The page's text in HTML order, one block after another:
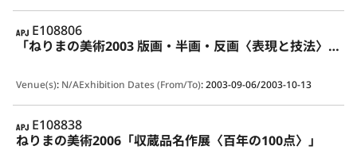
APJ
E108806
「ねりまの美術2003 版画・半画・反画〈表現と技法〉」展
Venue(s): N/AExhibition Dates (From/To):2003-09-06/2003-10-13
APJ
E108838
ねりまの美術2006「収蔵品名作展〈百年の100点〉」